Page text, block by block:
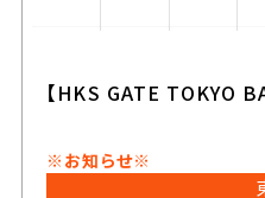
【HKS GATE TOKYO
※お知らせ※